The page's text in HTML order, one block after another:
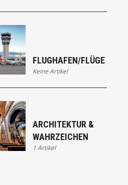
FLUGHAFEN/FLÜGE
Keine Artikel
ARCHITEKTUR &
WAHRZEICHEN
1 Artikel